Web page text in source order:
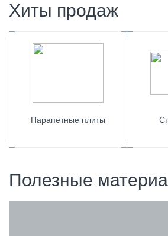
Хиты продаж
Парапетные плиты
Полезные